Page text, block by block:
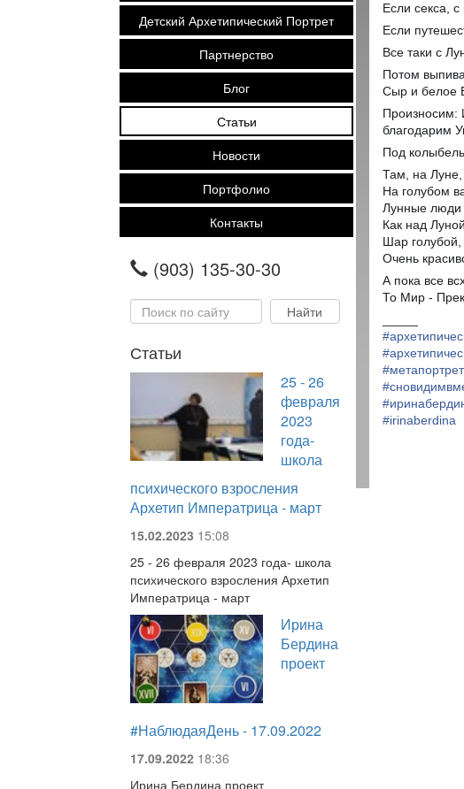
Детский Архетипический Портрет
Партнерство
Блог
Статьи
Новости
Портфолио
Контакты
(903) 135-30-30
Статьи
25 - 26
февраля
2023
года-
школа
психического взросления
Архетип Императрица - март
15.02.2023 15:08
25 - 26 февраля 2023 года- школа
психического взросления Архетип
Императрица - март
Ирина
Бердина
проект
#НаблюдаяДень - 17.09.2022
17.09.2022 18:36
Ирина Бердина проект
Если секса,
Если
Все таки с
Потом
Сыр и
благодарим
Под
Там, на
На голубом
Лунные люди
Как над
Шар
Очень
А пока все
То Мир -
#
#
#метапортрет
#
#
#irinaberdina